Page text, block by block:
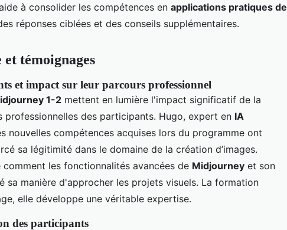
à consolider les compétences en applications pratiques de
réponses ciblées et des conseils supplémentaires.
témoignages
et impact sur leur parcours professionnel
1-2 mettent en lumière l'impact significatif de la
des participants. Hugo, expert en IA
nouvelles compétences acquises lors du programme ont
sa légitimité dans le domaine de la création d’images.
comment les fonctionnalités avancées de Midjourney et son
sa manière d'approcher les projets visuels. La formation
elle développe une véritable expertise.
des participants